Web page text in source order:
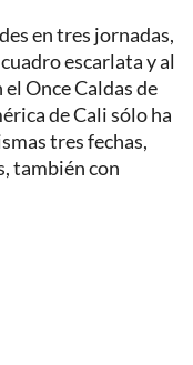
en tres jornadas,
escarlata y al
Once Caldas de
de Cali sólo ha
tres fechas,
también con